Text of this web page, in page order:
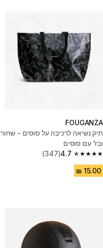
FOUGANZA
תיק נשיאה לרכיבה על סוסים - שחור
ובז' עם סוסים
4.7
4.7 out of 5 stars from 347 reviews
(347)